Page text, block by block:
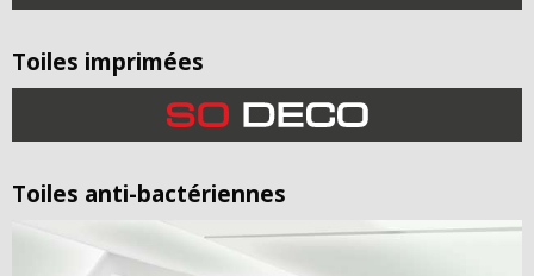
Toiles imprimées
Toiles anti-bactériennes